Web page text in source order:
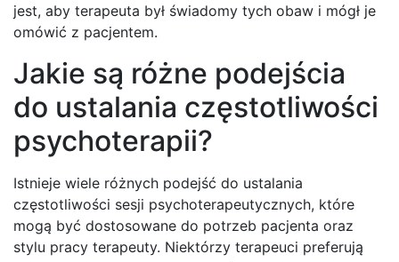
jest, aby terapeuta był świadomy tych obaw i mógł je
omówić z pacjentem.
Jakie są różne podejścia
do ustalania częstotliwości
psychoterapii?
Istnieje wiele różnych podejść do ustalania
częstotliwości sesji psychoterapeutycznych, które
mogą być dostosowane do potrzeb pacjenta oraz
stylu pracy terapeuty. Niektórzy terapeuci preferują